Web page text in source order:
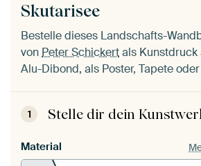
Skutarisee
Bestelle dieses Landschafts-
vonPeter Schickertals Kunstdruck
Alu-Dibond, als Poster, Tapete
1 Stelle dir dein
Material